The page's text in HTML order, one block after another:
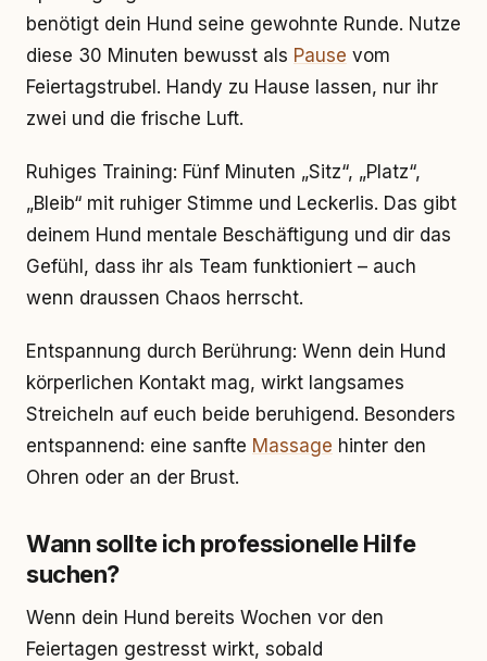
benötigt dein Hund seine gewohnte Runde. Nutze
diese 30 Minuten bewusst als Pause vom
Feiertagstrubel. Handy zu Hause lassen, nur ihr
zwei und die frische Luft.
Ruhiges Training: Fünf Minuten „Sitz“, „Platz“,
„Bleib“ mit ruhiger Stimme und Leckerlis. Das gibt
deinem Hund mentale Beschäftigung und dir das
Gefühl, dass ihr als Team funktioniert – auch
wenn draussen Chaos herrscht.
Entspannung durch Berührung: Wenn dein Hund
körperlichen Kontakt mag, wirkt langsames
Streicheln auf euch beide beruhigend. Besonders
entspannend: eine sanfte Massage hinter den
Ohren oder an der Brust.
Wann sollte ich professionelle Hilfe
suchen?
Wenn dein Hund bereits Wochen vor den
Feiertagen gestresst wirkt, sobald